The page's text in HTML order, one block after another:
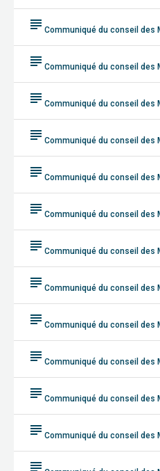
subject Communiqué du conseil des
subject Communiqué du conseil des
subject Communiqué du conseil des
subject Communiqué du conseil des
subject Communiqué du conseil des
subject Communiqué du conseil des
subject Communiqué du conseil des
subject Communiqué du conseil des
subject Communiqué du conseil des
subject Communiqué du conseil des
subject Communiqué du conseil des
subject Communiqué du conseil des
subject